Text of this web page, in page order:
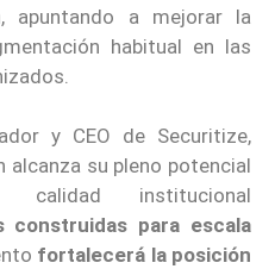
, apuntando a mejorar la
habitual en las
y CEO de Securitize,
alcanza su pleno potencial
institucional
construidas para escala
fortalecerá la posición